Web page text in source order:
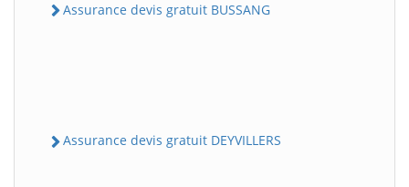
Assurance devis gratuit BUSSANG
Assurance devis gratuit DEYVILLERS